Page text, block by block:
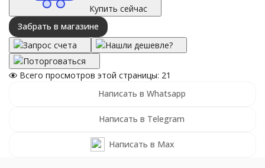
Купить сейчас
Забрать в магазине
Запрос счета
Нашли дешевле?
Поторговаться
Всего просмотров этой страницы: 21
Написать в Whatsapp
Написать в Telegram
Написать в Max